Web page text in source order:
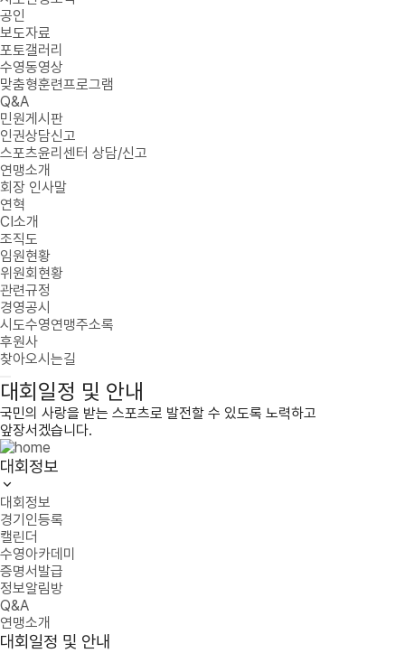
공인
보도자료
포토갤러리
수영동영상
맞춤형훈련프로그램
Q&A
민원게시판
인권상담신고
스포츠윤리센터 상담/신고
연맹소개
회장 인사말
연혁
CI소개
조직도
임원현황
위원회현황
관련규정
경영공시
시도수영연맹주소록
후원사
찾아오시는길
대회일정 및 안내
국민의 사랑을 받는 스포츠로 발전할 수 있도록 노력하고
앞장서겠습니다.
대회정보
대회정보
경기인등록
캘린더
수영아카데미
증명서발급
정보알림방
Q&A
연맹소개
대회일정 및 안내